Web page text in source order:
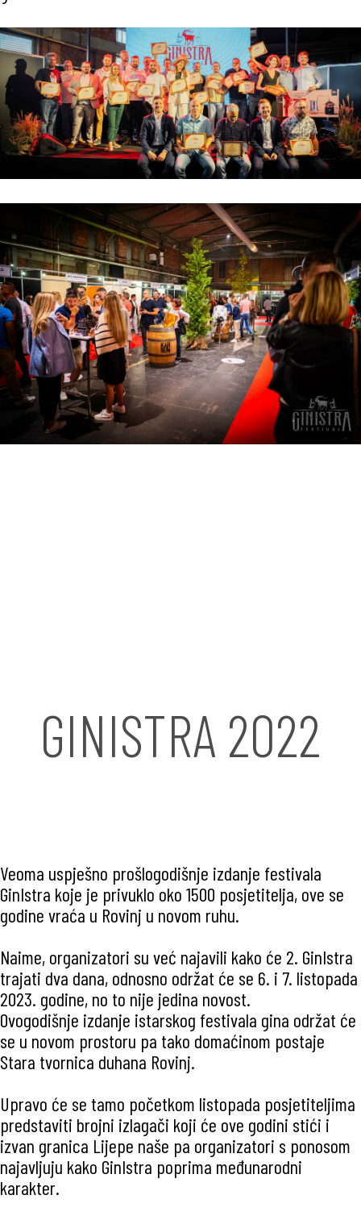
GINISTRA 2022
Veoma uspješno prošlogodišnje izdanje festivala
GinIstra koje je privuklo oko 1500 posjetitelja, ove se
godine vraća u Rovinj u novom ruhu.
Naime, organizatori su već najavili kako će 2. GinIstra
trajati dva dana, odnosno održat će se 6. i 7. listopada
2023. godine, no to nije jedina novost.
Ovogodišnje izdanje istarskog festivala gina održat će
se u novom prostoru pa tako domaćinom postaje
Stara tvornica duhana Rovinj.
Upravo će se tamo početkom listopada posjetiteljima
predstaviti brojni izlagači koji će ove godini stići i
izvan granica Lijepe naše pa organizatori s ponosom
najavljuju kako GinIstra poprima međunarodni
karakter.